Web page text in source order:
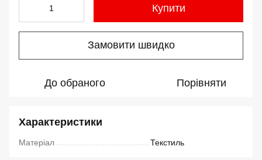
Купити
Замовити швидко
До обраного Порівняти
Характеристики
Матеріал Текстиль